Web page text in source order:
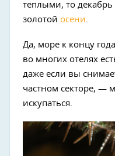
теплыми, то декабрь
золотой осени.
Да, море к концу
во многих отелях
даже если вы
частном секторе, —
искупаться.